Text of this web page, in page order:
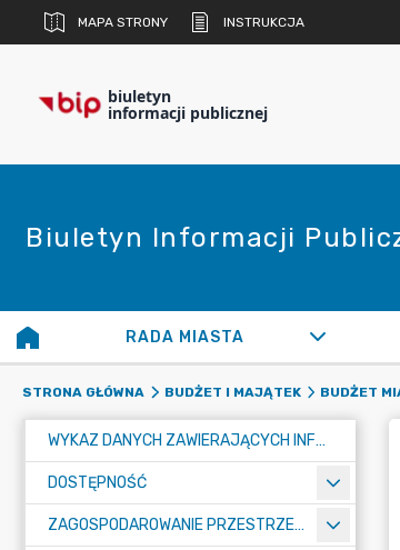
MAPA STRONY INSTRUKCJA
biuletyn
informacji publicznej
Biuletyn Informacji
RADA MIASTA
STRONA GŁÓWNA BUDŻET I MAJĄTEK BUDŻET
WYKAZ DANYCH ZAWIERAJĄCYCH INFORMACJE O ŚRODOWISKU I JEGO OCHRONIE
DOSTĘPNOŚĆ
ZAGOSPODAROWANIE PRZESTRZENNE